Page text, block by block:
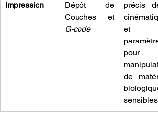
Impression
Dépôt de
Couches et
G-code
précis
et
pour
de
sensibles.